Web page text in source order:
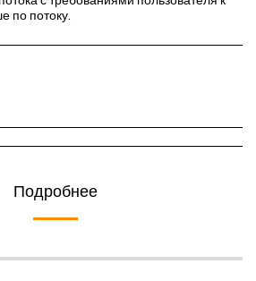
по потоку.
Подробнее